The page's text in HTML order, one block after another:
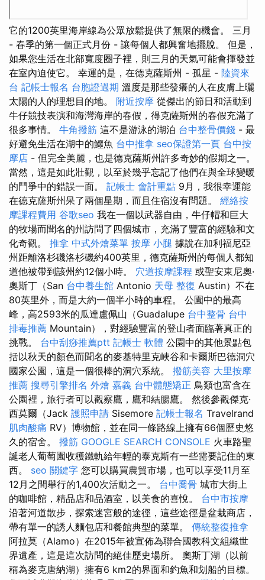
它的1200英里海岸線為公眾放鬆提供了無限的機會。 三月
- 春季的第一個正式月份 - 讓每個人都興奮地擺脫。 但是，
如果您生活在北部寬度圈子裡，則三月的天氣可能會揮發並
在室內迫使它。 幸運的是，在德克薩斯州 - 孤星 - 陸資來
台 記帳士報名 台胞證過期 溫度是那些發癢的人在皮膚上曬
太陽的人的理想目的地。 附近按摩 從傑出的節日和活動到
牛仔競技表演和海灣海岸的春假，得克薩斯州的春假充滿了
很多事情。 牛角撥筋 這不是游泳的湖泊 台中整骨價錢 - 最
好避免生活在湖中的鱷魚 台中推拿 seo保證第一頁 台中按
摩店 - 但完全美麗，也是德克薩斯州許多奇妙的假期之一。
當然，這是如此壯觀，以至於幾乎忘記了他們在與全球變暖
的鬥爭中的錯誤一面。 記帳士 會計重點 9月，我很幸運能
在德克薩斯州呆了兩個星期，而且住宿沒有問題。 經絡按
摩課程費用 谷歌seo 我在一個以武器自由，牛仔帽和巨大
的牧場而聞名的州訪問了四個城市，充滿了豐富的經驗和文
化奇觀。 推拿 中式外燴菜單 按摩 小腿 據說在加利福尼亞
州距離洛杉磯洛杉磯約400英里，德克薩斯州的每個人都知
道他被帶到該州約12個小時。 穴道按摩課程 或聖安東尼奧·
奧斯丁（San 台中養生館 Antonio 天母 整復 Austin）不在
80英里外，而是大約一個半小時的車程。 公園中的最高
峰，高2593米的瓜達盧佩山（Guadalupe 台中整骨 台中
排毒推薦 Mountain），對經驗豐富的登山者面臨著真正的
挑戰。 台中刮痧推薦ptt 記帳士 軟體 公園中的其他景點包
括以秋天的顏色而聞名的麥基特里克峽谷和卡爾斯巴德洞穴
國家公園，這是一個很棒的洞穴系統。 撥筋美容 大里按摩
推薦 搜尋引擎排名 外燴 嘉義 台中體態矯正 鳥類也富含在
公園裡，旅行者可以觀察鷹，鷹和結腸鷹。 然後參觀傑克·
西莫爾（Jack 護照申請 Sisemore 記帳士報名 Travelrand
肌肉酸痛 RV）博物館，並在同一條路線上擁有66個歷史悠
久的宿舍。 撥筋 GOOGLE SEARCH CONSOLE 火車路聖
誕老人葡萄園收穫鐵軌給年輕的泰克斯有一些需要記住的東
西。 seo 關鍵字 您可以購買農貿市場，也可以享受11月至
12月之間舉行的1,400次活動之一。 台中喬骨 城市大街上
的咖啡館，精品店和品酒室，以美食的喜悅。 台中市按摩
沿著河道散步，探索迷宮般的途徑，這些途徑是盆栽商店，
帶有單一的誘人麵包店和餐館典型的菜單。 傳統整復推拿
阿拉莫（Alamo）在2015年被宣佈為聯合國教科文組織世
界遺產，這是這次訪問的絕佳歷史場所。 奧斯丁湖（以前
稱為麥克唐納湖）擁有6 km2的界面和釣魚和划船的目標。